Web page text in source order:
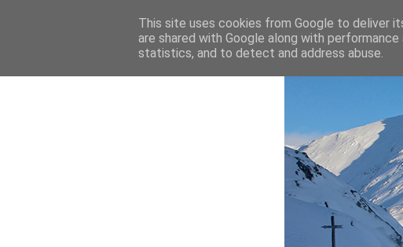
This site uses cookies from Google to deliver
are shared with Google along with
statistics, and to detect and address abuse.